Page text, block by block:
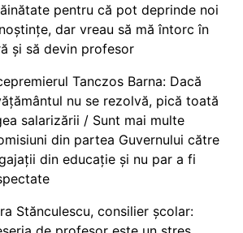
pentru că pot deprinde noi
dar vreau să mă întorc în
și să devin profesor
Tanczos Barna: Dacă
nu se rezolvă, pică toată
salarizării / Sunt mai multe
din partea Guvernului către
din educație și nu par a fi
Stănculescu, consilier școlar: